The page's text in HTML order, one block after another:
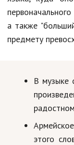
Домашние
Семья и дети
Культура и
Мода и стиль
Бизнес
а также
предмету
В музыке
этого